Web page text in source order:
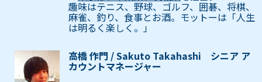
趣味はテニス、野球、ゴルフ、囲碁、将棋、
麻雀、釣り、食事とお酒。モットーは「人生
は明るく楽しく。」
高橋 作門 / Sakuto Takahashi シニア ア
カウントマネージャー